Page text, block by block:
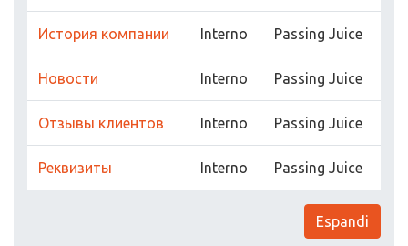
История компании Interno Passing Juice
Новости Interno Passing Juice
Отзывы клиентов Interno Passing Juice
Реквизиты Interno Passing Juice
Espandi